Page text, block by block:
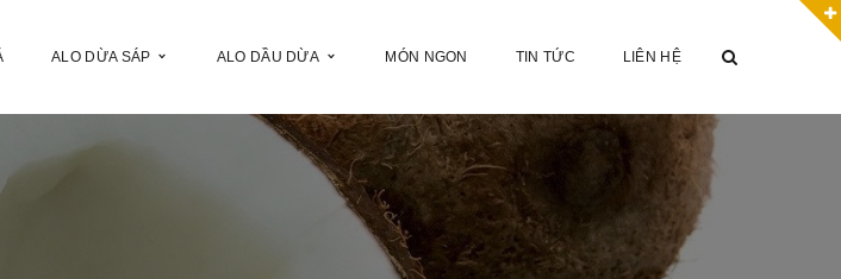
ALO DỪA SÁP ALO DẦU DỪA MÓN NGON TIN TỨC LIÊN HỆ